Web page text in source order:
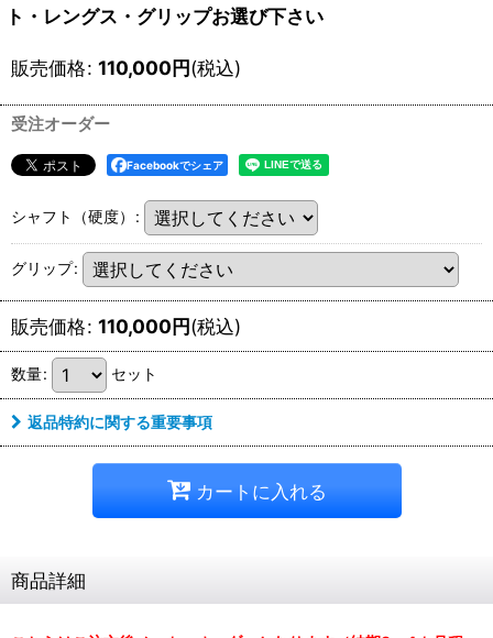
ト・レングス・グリップお選び下さい
販売価格: 110,000円(税込)
受注オーダー
Facebookでシェア
シャフト（硬度） :
グリップ:
販売価格: 110,000円(税込)
数量: セット
返品特約に関する重要事項
カートに入れる
商品詳細